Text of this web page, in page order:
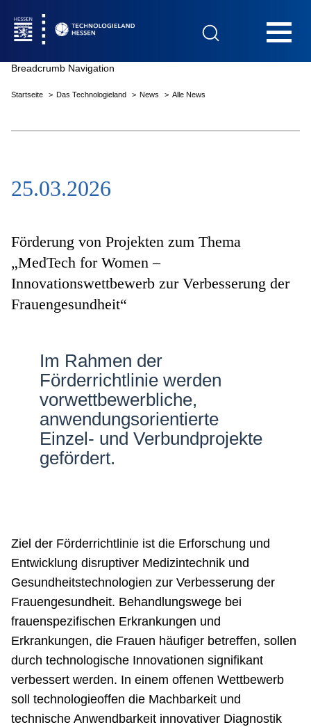
Das Technologieland
Innovationsfelder
Beratung & Förderung
Breadcrumb Navigation
Startseite Das Technologieland News Alle News
25.03.2026
Förderung von Projekten zum Thema
„MedTech for Women –
Innovationswettbewerb zur Verbesserung der
Frauengesundheit“
Im Rahmen der
Förderrichtlinie werden
vorwettbewerbliche,
anwendungsorientierte
Einzel- und Verbundprojekte
gefördert.
Ziel der Förderrichtlinie ist die Erforschung und
Entwicklung disruptiver Medizintechnik und
Gesundheitstechnologien zur Verbesserung der
Frauengesundheit. Behandlungswege bei
frauenspezifischen Erkrankungen und
Erkrankungen, die Frauen häufiger betreffen, sollen
durch technologische Innovationen signifikant
verbessert werden. In einem offenen Wettbewerb
soll technologieoffen die Machbarkeit und
technische Anwendbarkeit innovativer Diagnostik